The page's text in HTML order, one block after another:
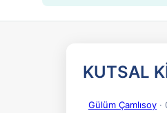
KUTSAL
Gülüm Çamlısoy ·